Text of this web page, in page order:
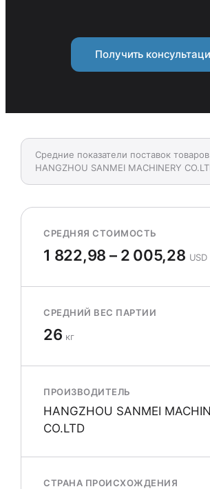
Получить
Средние показатели поставок
HANGZHOU SANMEI MACHINERY
СРЕДНЯЯ СТОИМОСТЬ
1 822,98 – 2 005,28 USD
СРЕДНИЙ ВЕС ПАРТИИ
26 кг
ПРОИЗВОДИТЕЛЬ
HANGZHOU SANMEI
CO.LTD
СТРАНА ПРОИСХОЖДЕНИЯ